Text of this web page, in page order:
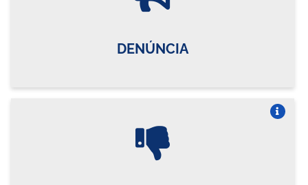
DENÚNCIA